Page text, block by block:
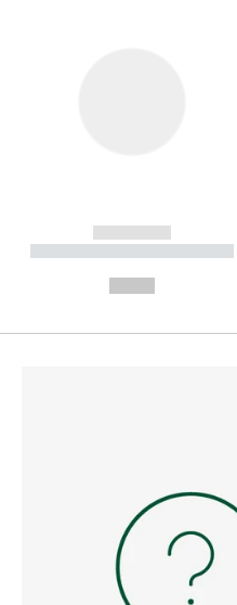
------------
----------- ----------- --------